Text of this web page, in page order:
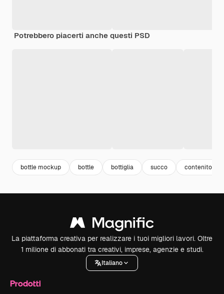
Potrebbero piacerti anche questi PSD
bottle mockup bottle bottiglia succo contenitore
La piattaforma creativa per realizzare i tuoi migliori lavori. Oltre
1 milione di abbonati tra creativi, imprese, agenzie e studi.
Italiano
Prodotti